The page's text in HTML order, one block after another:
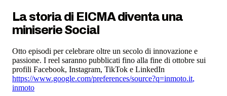
La storia di EICMA diventa una
miniserie Social
Otto episodi per celebrare oltre un secolo di innovazione e
passione. I reel saranno pubblicati fino alla fine di ottobre sui
profili Facebook, Instagram, TikTok e LinkedIn
https://www.google.com/preferences/source?q=inmoto.it,
inmoto